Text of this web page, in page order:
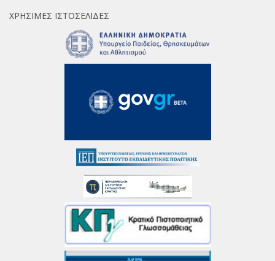
ΧΡΉΣΙΜΕΣ ΙΣΤΟΣΕΛΊΔΕΣ